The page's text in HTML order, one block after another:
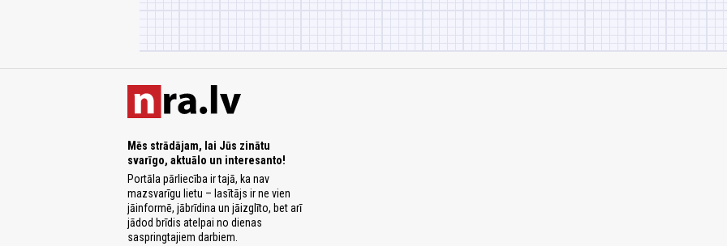
Mēs strādājam, lai Jūs zinātu
svarīgo, aktuālo un interesanto!
Portāla pārliecība ir tajā, ka nav
mazsvarīgu lietu – lasītājs ir ne vien
jāinformē, jābrīdina un jāizglīto, bet arī
jādod brīdis atelpai no dienas
saspringtajiem darbiem.